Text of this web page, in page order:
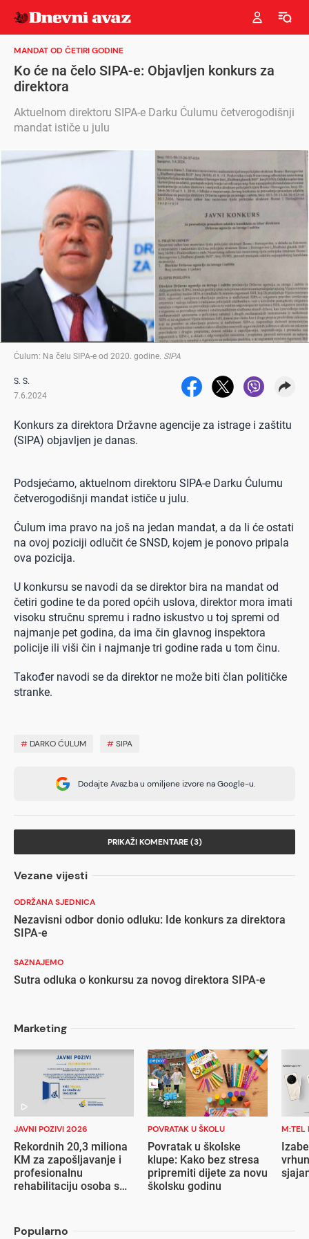
MANDAT OD ČETIRI GODINE
Ko će na čelo SIPA-e: Objavljen konkurs za
direktora
Aktuelnom direktoru SIPA-e Darku Ćulumu četverogodišnji
mandat ističe u julu
Ćulum: Na čelu SIPA-e od 2020. godine. SIPA
S. S.
7.6.2024
Konkurs za direktora Državne agencije za istrage i zaštitu
(SIPA) objavljen je danas.
Podsjećamo, aktuelnom direktoru SIPA-e Darku Ćulumu
četverogodišnji mandat ističe u julu.
Ćulum ima pravo na još na jedan mandat, a da li će ostati
na ovoj poziciji odlučit će SNSD, kojem je ponovo pripala
ova pozicija.
U konkursu se navodi da se direktor bira na mandat od
četiri godine te da pored općih uslova, direktor mora imati
visoku stručnu spremu i radno iskustvo u toj spremi od
najmanje pet godina, da ima čin glavnog inspektora
policije ili viši čin i najmanje tri godine rada u tom činu.
Također navodi se da direktor ne može biti član političke
stranke.
# DARKO ĆULUM #SIPA
Dodajte Avaz.ba u omiljene izvore na Google-u.
PRIKAŽI KOMENTARE (3)
Vezane vijesti
ODRŽANA SJEDNICA
Nezavisni odbor donio odluku: Ide konkurs za direktora
SIPA-e
SAZNAJEMO
Sutra odluka o konkursu za novog direktora SIPA-e
Marketing
JAVNI POZIVI 2026
Rekordnih 20,3 miliona
KM za zapošljavanje i
profesionalnu
rehabilitaciju osoba s
POVRATAK U ŠKOLU
Povratak u školske
klupe: Kako bez stresa
pripremiti dijete za novu
školsku godinu
M:TEL
Popularno